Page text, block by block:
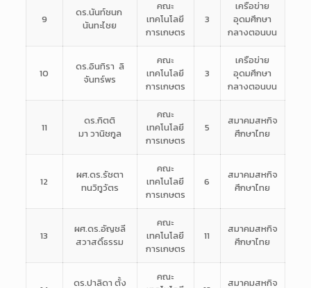
9
ดร.นันท์ชนก
นันทะไชย
คณะ
เทคโนโลยี
การเกษตร
3
เครือข่าย
อุดมศึกษา
กลางตอนบน
10
ดร.อินทิรา ลิ
จันทร์พร
คณะ
เทคโนโลยี
การเกษตร
3
เครือข่าย
อุดมศึกษา
กลางตอนบน
11
ดร.กิตติ
มา วานิชกูล
คณะ
เทคโนโลยี
การเกษตร
5
สมาคมสหกิจ
ศึกษาไทย
12
ผศ.ดร.รัชตา
ทนวิทูวัตร
คณะ
เทคโนโลยี
การเกษตร
6
สมาคมสหกิจ
ศึกษาไทย
13
ผศ.ดร.อัญชลี
สวาสดิ์ธรรม
คณะ
เทคโนโลยี
การเกษตร
11
สมาคมสหกิจ
ศึกษาไทย
ดร.ปาลิดา ตั้ง
คณะ
สมาคมสหกิจ